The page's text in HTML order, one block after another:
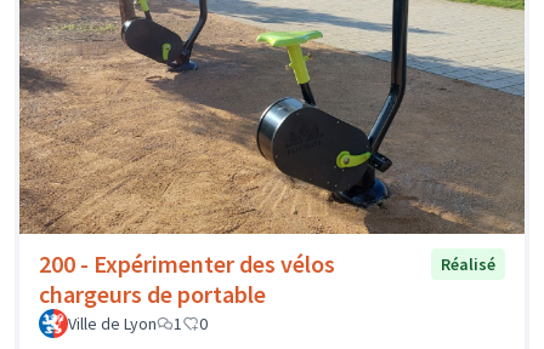
200 - Expérimenter des vélos
chargeurs de portable
Réalisé
Ville de Lyon 1 0